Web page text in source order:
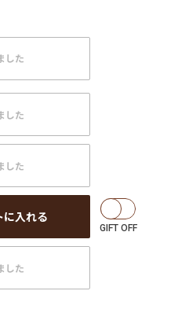
した
した
した
に入れる
した